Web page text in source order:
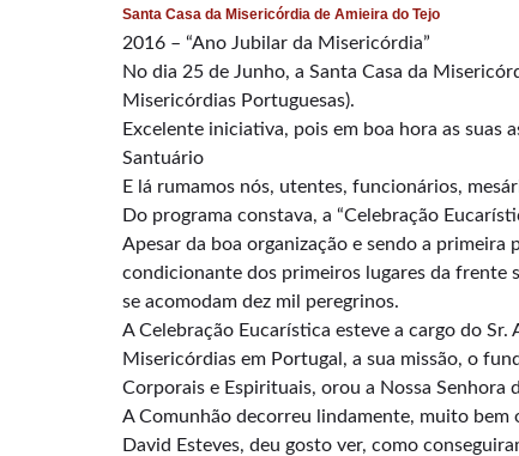
Santa Casa da Misericórdia de Amieira do Tejo
2016 – “Ano Jubilar da Misericórdia”
No dia 25 de Junho, a Santa Casa da
Misericórdias Portuguesas).
Excelente iniciativa, pois em boa hora as suas
Santuário
E lá rumamos nós, utentes, funcionários,
Do programa constava, a “Celebração
Apesar da boa organização e sendo a
condicionante dos primeiros lugares da frente
se acomodam dez mil peregrinos.
A Celebração Eucarística esteve a cargo do
Misericórdias em Portugal, a sua missão, o
Corporais e Espirituais, orou a Nossa
A Comunhão decorreu lindamente, muito
David Esteves, deu gosto ver, como